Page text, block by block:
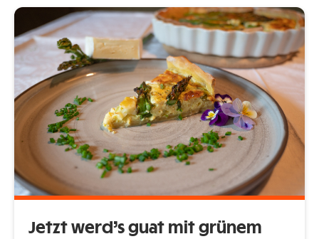
Jetzt werd’s guat mit grünem